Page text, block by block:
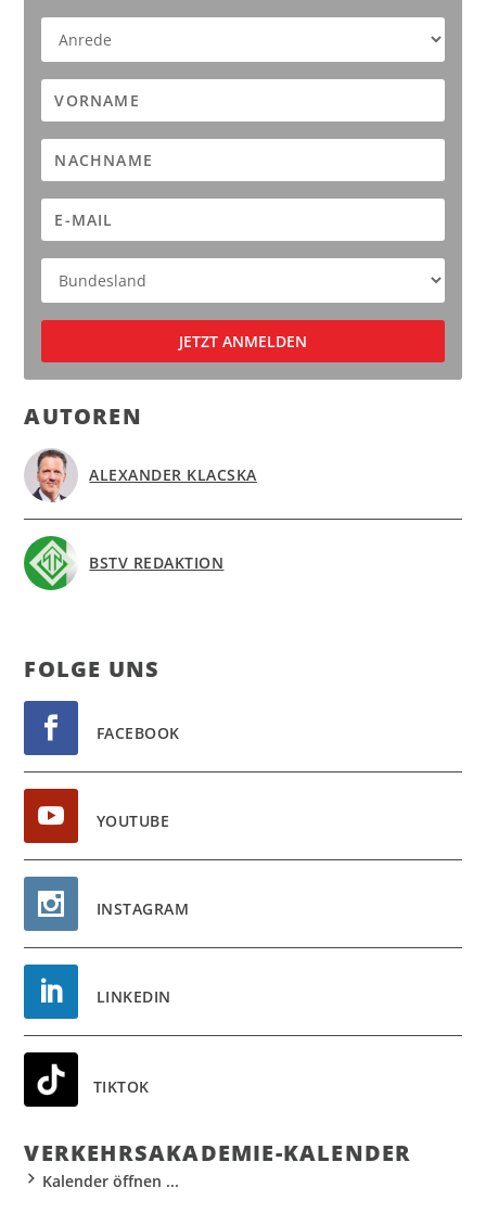
AUTOREN
ALEXANDER KLACSKA
BSTV REDAKTION
FOL­GE UNS
FACEBOOK
YOUTUBE
INSTAGRAM
LINKEDIN
TIKTOK
VER­KEHR­S­AKA­DE­MIE-KALEN­DER
Kalender öffnen ...